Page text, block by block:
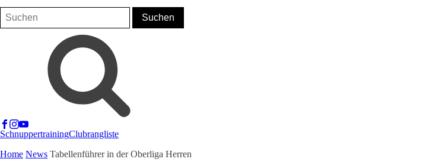
SchnuppertrainingClubrangliste
Home News Tabellenführer in der Oberliga Herren